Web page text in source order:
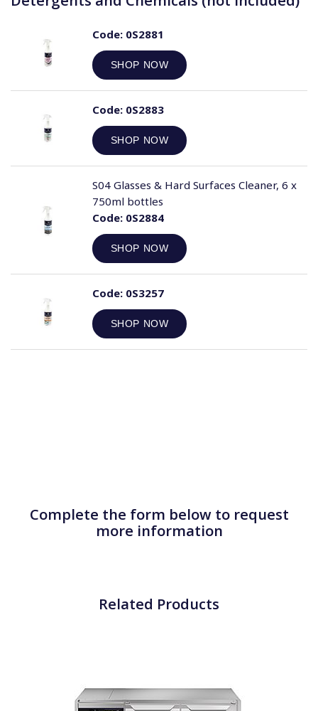
Code:0S2881
SHOP NOW
Code:0S2883
SHOP NOW
Code:0S2884
SHOP NOW
S04 Glasses & Hard Surfaces Cleaner, 6 x
750ml bottles
Code:0S3257
SHOP NOW
Complete the form below to request
more information
Related Products